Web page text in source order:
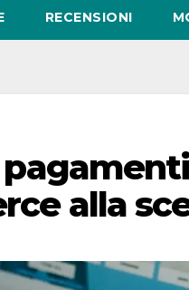
RECENSIONI
alla